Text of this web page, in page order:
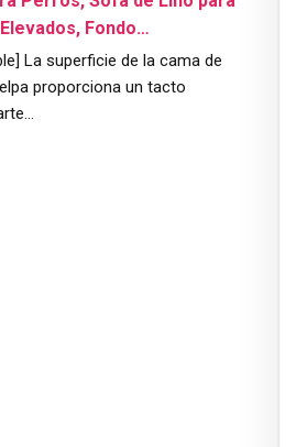
Fondo…
La superficie de la cama de
proporciona un tacto